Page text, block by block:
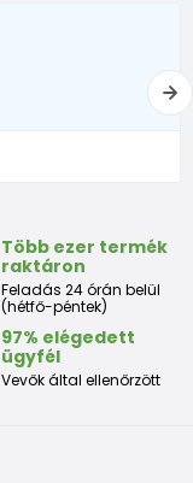
Több ezer termék
raktáron
Feladás 24 órán belül
(hétfő-péntek)
97% elégedett
ügyfél
Vevők által ellenőrzött